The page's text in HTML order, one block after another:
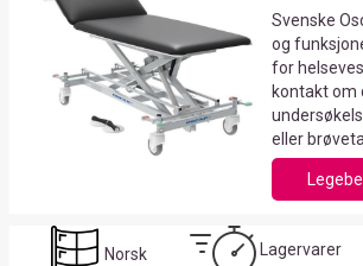
Svenske
og
for
kontakt om
eller
Norsk Lagervarer